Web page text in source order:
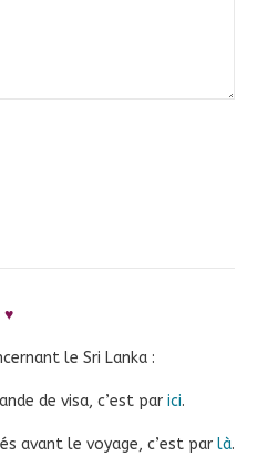
♥
le Sri Lanka :
de visa, c’est par ici.
avant le voyage, c’est par là.